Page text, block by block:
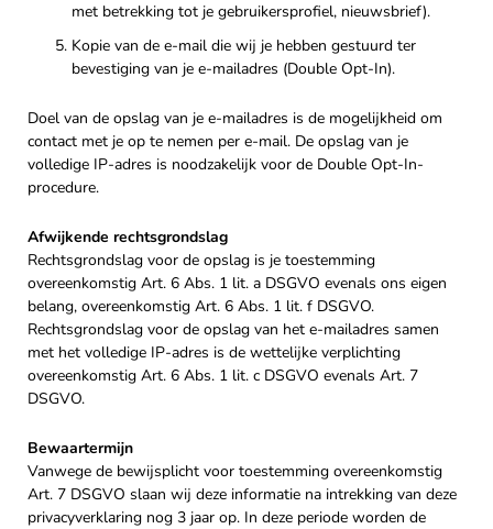
met betrekking tot je gebruikersprofiel, nieuwsbrief).
Kopie van de e-mail die wij je hebben gestuurd ter
bevestiging van je e-mailadres (Double Opt-In).
Doel van de opslag van je e-mailadres is de mogelijkheid om
contact met je op te nemen per e-mail. De opslag van je
volledige IP-adres is noodzakelijk voor de Double Opt-In-
procedure.
Afwijkende rechtsgrondslag
Rechtsgrondslag voor de opslag is je toestemming
overeenkomstig Art. 6 Abs. 1 lit. a DSGVO evenals ons eigen
belang, overeenkomstig Art. 6 Abs. 1 lit. f DSGVO.
Rechtsgrondslag voor de opslag van het e-mailadres samen
met het volledige IP-adres is de wettelijke verplichting
overeenkomstig Art. 6 Abs. 1 lit. c DSGVO evenals Art. 7
DSGVO.
Bewaartermijn
Vanwege de bewijsplicht voor toestemming overeenkomstig
Art. 7 DSGVO slaan wij deze informatie na intrekking van deze
privacyverklaring nog 3 jaar op. In deze periode worden de